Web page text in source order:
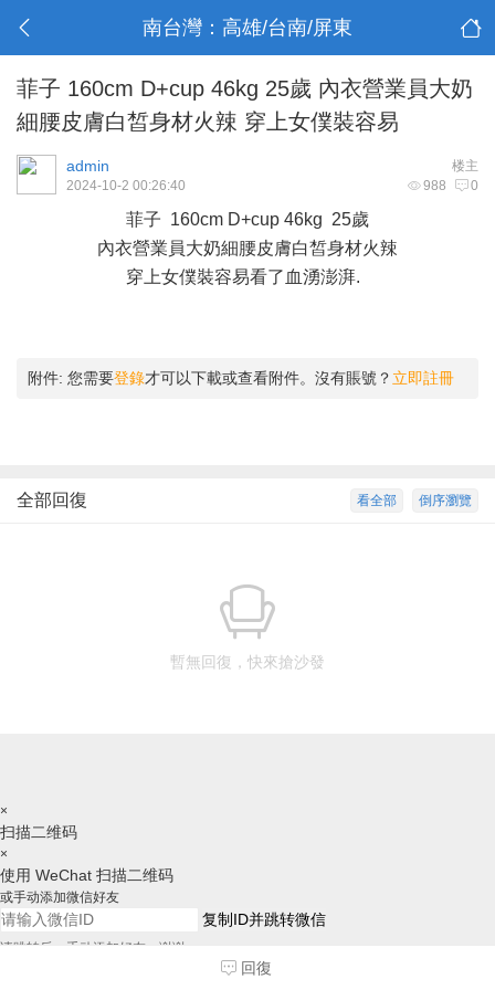
南台灣：高雄/台南/屏東
菲子 160cm D+cup 46kg 25歲 內衣營業員大奶
細腰皮膚白皙身材火辣 穿上女僕裝容易
楼主
admin
988 0
2024-10-2 00:26:40
菲子 160cm D+cup 46kg 25歲
內衣營業員大奶細腰皮膚白皙身材火辣
穿上女僕裝容易看了血湧澎湃.
附件: 您需要登錄才可以下載或查看附件。沒有賬號？ 立即註冊
倒序瀏覽
看全部
全部回復
暫無回復，快來搶沙發
回復
×
扫描二维码
×
使用 WeChat 扫描二维码
或手动添加微信好友
复制ID并跳转微信
请跳转后，手动添加好友，谢谢